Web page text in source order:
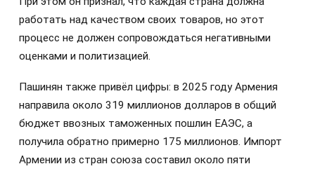
работать над качеством своих товаров, но этот
процесс не должен сопровождаться негативными
оценками и политизацией.
Пашинян также привёл цифры: в 2025 году Армения
направила около 319 миллионов долларов в общий
бюджет ввозных таможенных пошлин ЕАЭС, а
получила обратно примерно 175 миллионов. Импорт
Армении из стран союза составил около пяти